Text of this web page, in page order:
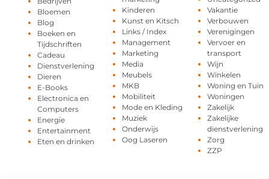
Bloemen
Blog
Boeken en
Tijdschriften
Cadeau
Dienstverlening
Dieren
E-Books
Electronica en
Computers
Energie
Entertainment
Eten en drinken
Kinderen
Kunst en Kitsch
Links / Index
Management
Marketing
Media
Meubels
MKB
Mobiliteit
Mode en Kleding
Muziek
Onderwijs
Oog Laseren
Vakantie
Verbouwen
Verenigingen
Vervoer en
transport
Wijn
Winkelen
Woning en Tuin
Woningen
Zakelijk
Zakelijke
dienstverlening
Zorg
ZZP